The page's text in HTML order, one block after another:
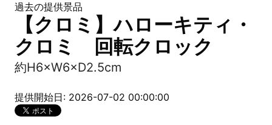
過去の提供景品
【クロミ】ハローキティ・
クロミ 回転クロック
約H6×W6×D2.5cm
提供開始日: 2026-07-02 00:00:00